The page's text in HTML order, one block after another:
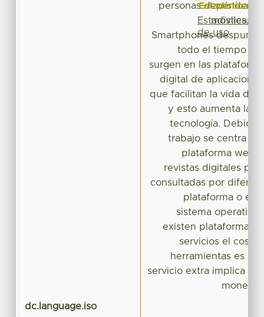
personas dependen
móviles, la
Smartphones
todo el tiempo
surgen en las
digital de
que facilitan la vida de
y esto aumenta la
tecnología. Debido
trabajo se centra
plataforma web
revistas digitales
consultadas por
plataforma o en
sistema operativo
existen plataformas
servicios el costo
herramientas es
servicio extra implica
dc.language.iso
Estadísticas
Estadísticas
de uso